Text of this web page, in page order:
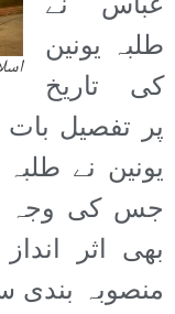
طلبہ یونین
کی تاریخ
پر تفصیل
یونین نے
جس کی وجہ
بھی اثر
منصوبہ بندی